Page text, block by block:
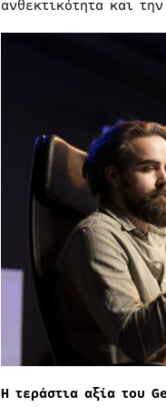
ανθεκτικότητα και
Η τεράστια αξία του